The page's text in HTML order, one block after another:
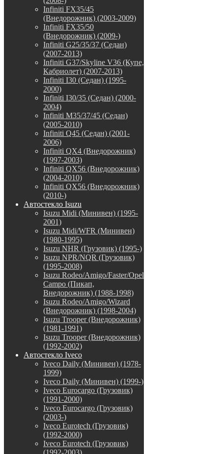
Infiniti FX35/45
(Внедорожник) (2003-2009)
Infiniti FX35/50
(Внедорожник) (2009-)
Infiniti G25/35/37 (Седан)
(2007-2013)
Infiniti G37/Skyline V36 (Купе,
Кабриолет) (2007-2013)
Infiniti I30 (Седан) (1995-
2000)
Infiniti I30/35 (Седан) (2000-
2004)
Infiniti M35/37/45 (Седан)
(2005-2010)
Infiniti Q45 (Седан) (2001-
2006)
Infiniti QX4 (Внедорожник)
(1997-2003)
Infiniti QX56 (Внедорожник)
(2004-2010)
Infiniti QX56 (Внедорожник)
(2010-)
Автостекло Isuzu
Isuzu Midi (Минивен) (1995-
2001)
Isuzu Midi/WFR (Минивен)
(1980-1995)
Isuzu NHR (Грузовик) (1995-)
Isuzu NPR/NQR (Грузовик)
(1995-2008)
Isuzu Rodeo/Amigo/Faster/Opel
Campo (Пикап,
Внедорожник) (1988-1998)
Isuzu Rodeo/Amigo/Wizard
(Внедорожник) (1998-2004)
Isuzu Trooper (Внедорожник)
(1981-1991)
Isuzu Trooper (Внедорожник)
(1992-2002)
Автостекло Iveco
Iveco Daily (Минивен) (1978-
1999)
Iveco Daily (Минивен) (1999-)
Iveco Eurocargo (Грузовик)
(1991-2000)
Iveco Eurocargo (Грузовик)
(2003-)
Iveco Eurotech (Грузовик)
(1992-2000)
Iveco Eurotech (Грузовик)
(1992-2003)